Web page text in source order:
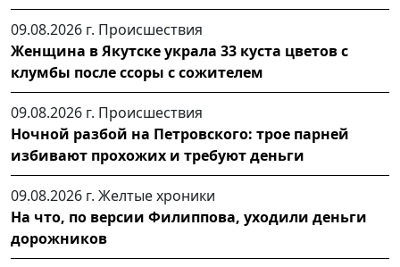
09.08.2026 г. Происшествия
Женщина в Якутске украла 33 куста цветов с
клумбы после ссоры с сожителем
09.08.2026 г. Происшествия
Ночной разбой на Петровского: трое парней
избивают прохожих и требуют деньги
09.08.2026 г. Желтые хроники
На что, по версии Филиппова, уходили деньги
дорожников